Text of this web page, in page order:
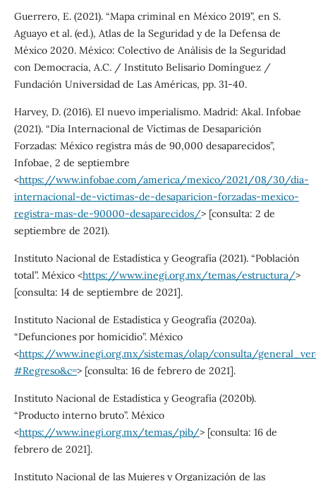
Guerrero, E. (2021). “Mapa criminal en México 2019”, en S.
Aguayo et al. (ed.), Atlas de la Seguridad y de la Defensa de
México 2020. México: Colectivo de Análisis de la Seguridad
con Democracia, A.C. / Instituto Belisario Domínguez /
Fundación Universidad de Las Américas, pp. 31-40.
Harvey, D. (2016). El nuevo imperialismo. Madrid: Akal. Infobae
(2021). “Día Internacional de Víctimas de Desaparición
Forzadas: México registra más de 90,000 desaparecidos”,
Infobae, 2 de septiembre
<https://www.infobae.com/america/mexico/2021/08/30/dia-
internacional-de-victimas-de-desaparicion-forzadas-mexico-
registra-mas-de-90000-desaparecidos/> [consulta: 2 de
septiembre de 2021).
Instituto Nacional de Estadística y Geografía (2021). “Población
total”. México <https://www.inegi.org.mx/temas/estructura/>
[consulta: 14 de septiembre de 2021].
Instituto Nacional de Estadística y Geografía (2020a).
“Defunciones por homicidio”. México
<https://www.inegi.org.mx/sistemas/olap/consulta/
#Regreso&c=> [consulta: 16 de febrero de 2021].
Instituto Nacional de Estadística y Geografía (2020b).
“Producto interno bruto”. México
<https://www.inegi.org.mx/temas/pib/> [consulta: 16 de
febrero de 2021].
Instituto Nacional de las Mujeres y Organización de las